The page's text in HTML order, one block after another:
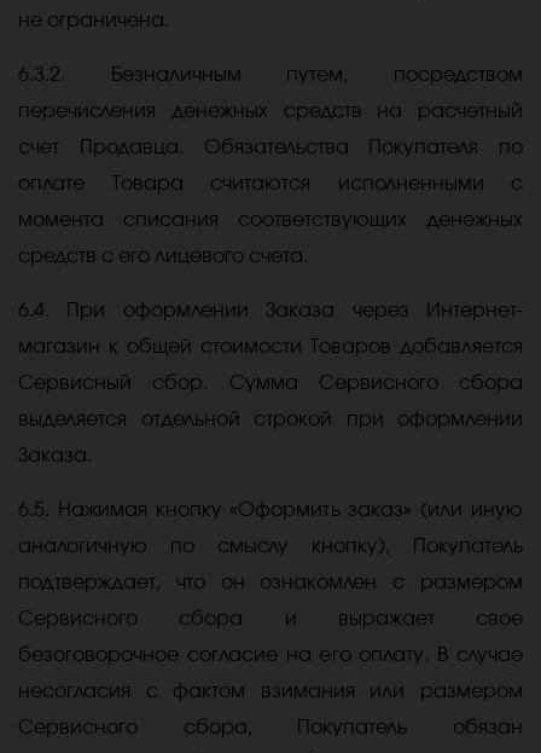
не ограничена.
6.3.2. Безналичным путем, посредством
перечисления денежных средств на расчетный
счет Продавца. Обязательства Покупателя по
оплате Товара считаются исполненными с
момента списания соответствующих денежных
средств с его лицевого счета.
6.4. При оформлении Заказа через Интернет-
магазин к общей стоимости Товаров добавляется
Сервисный сбор. Сумма Сервисного сбора
выделяется отдельной строкой при оформлении
Заказа.
6.5. Нажимая кнопку «Оформить заказ» (или иную
аналогичную по смыслу кнопку), Покупатель
подтверждает, что он ознакомлен с размером
Сервисного сбора и выражает свое
безоговорочное согласие на его оплату. В случае
несогласия с фактом взимания или размером
Сервисного сбора, Покупатель обязан